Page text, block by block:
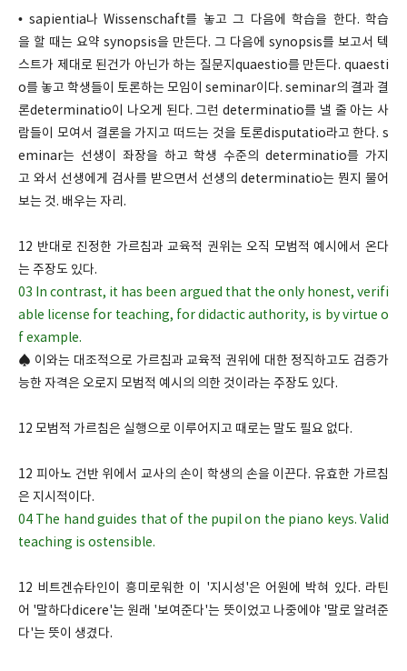
• sapientia나 Wissenschaft를 놓고 그 다음에 학습을 한다. 학습
을 할 때는 요약 synopsis을 만든다. 그 다음에 synopsis를 보고서 텍
스트가 제대로 된건가 아닌가 하는 질문지quaestio를 만든다. quaesti
o를 놓고 학생들이 토론하는 모임이 seminar이다. seminar의 결과 결
론determinatio이 나오게 된다. 그런 determinatio를 낼 줄 아는 사
람들이 모여서 결론을 가지고 떠드는 것을 토론disputatio라고 한다. s
eminar는 선생이 좌장을 하고 학생 수준의 determinatio를 가지
고 와서 선생에게 검사를 받으면서 선생의 determinatio는 뭔지 물어
보는 것. 배우는 자리.
12 반대로 진정한 가르침과 교육적 권위는 오직 모범적 예시에서 온다
는 주장도 있다.
03 In contrast, it has been argued that the only honest, verifi
able license for teaching, for didactic authority, is by virtue o
f example.
♠ 이와는 대조적으로 가르침과 교육적 권위에 대한 정직하고도 검증가
능한 자격은 오로지 모범적 예시의 의한 것이라는 주장도 있다.
12 모범적 가르침은 실행으로 이루어지고 때로는 말도 필요 없다.
12 피아노 건반 위에서 교사의 손이 학생의 손을 이끈다. 유효한 가르침
은 지시적이다.
04 The hand guides that of the pupil on the piano keys. Valid
teaching is ostensible.
12 비트겐슈타인이 흥미로워한 이 '지시성'은 어원에 박혀 있다. 라틴
어 '말하다dicere'는 원래 '보여준다'는 뜻이었고 나중에야 '말로 알려준
다'는 뜻이 생겼다.